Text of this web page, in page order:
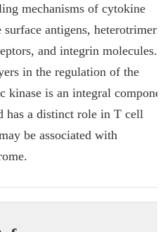
mechanisms of cytokine
antigens,
and integrin molecules.
in the regulation of the
kinase is an integral
has a distinct role in T cell
be associated with